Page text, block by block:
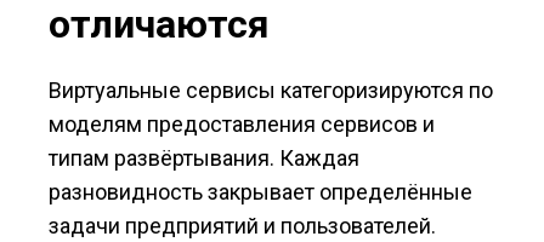
отличаются
Виртуальные сервисы категоризируются по
моделям предоставления сервисов и
типам развёртывания. Каждая
разновидность закрывает определённые
задачи предприятий и пользователей.